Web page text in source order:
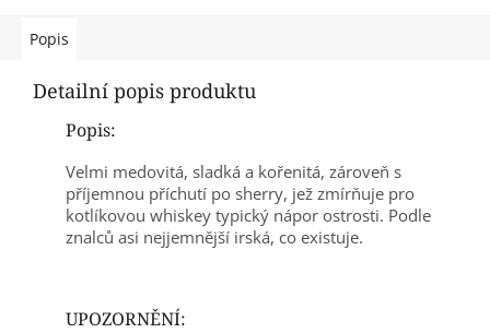
Popis
Detailní popis produktu
Popis:
Velmi medovitá, sladká a kořenitá, zároveň s
příjemnou příchutí po sherry, jež zmírňuje pro
kotlíkovou whiskey typický nápor ostrosti. Podle
znalců asi nejjemnější irská, co existuje.
UPOZORNĚNÍ: